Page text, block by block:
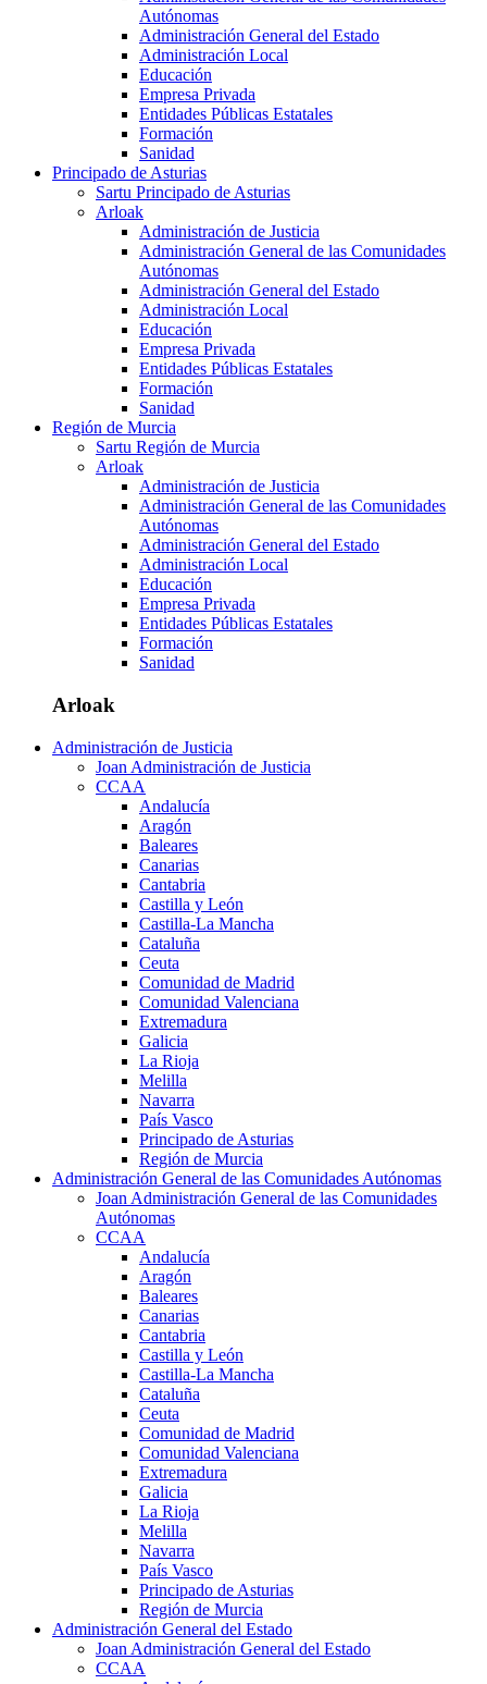
Autónomas
Administración General del Estado
Administración Local
Educación
Empresa Privada
Entidades Públicas Estatales
Formación
Sanidad
Principado de Asturias
Sartu Principado de Asturias
Arloak
Administración de Justicia
Administración General de las Comunidades
Autónomas
Administración General del Estado
Administración Local
Educación
Empresa Privada
Entidades Públicas Estatales
Formación
Sanidad
Región de Murcia
Sartu Región de Murcia
Arloak
Administración de Justicia
Administración General de las Comunidades
Autónomas
Administración General del Estado
Administración Local
Educación
Empresa Privada
Entidades Públicas Estatales
Formación
Sanidad
Arloak
Administración de Justicia
Joan Administración de Justicia
CCAA
Andalucía
Aragón
Baleares
Canarias
Cantabria
Castilla y León
Castilla-La Mancha
Cataluña
Ceuta
Comunidad de Madrid
Comunidad Valenciana
Extremadura
Galicia
La Rioja
Melilla
Navarra
País Vasco
Principado de Asturias
Región de Murcia
Administración General de las Comunidades Autónomas
Joan Administración General de las Comunidades
Autónomas
CCAA
Andalucía
Aragón
Baleares
Canarias
Cantabria
Castilla y León
Castilla-La Mancha
Cataluña
Ceuta
Comunidad de Madrid
Comunidad Valenciana
Extremadura
Galicia
La Rioja
Melilla
Navarra
País Vasco
Principado de Asturias
Región de Murcia
Administración General del Estado
Joan Administración General del Estado
CCAA